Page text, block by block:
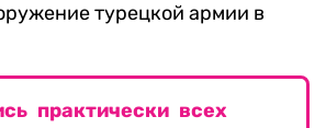
турецкой армии в
практически всех